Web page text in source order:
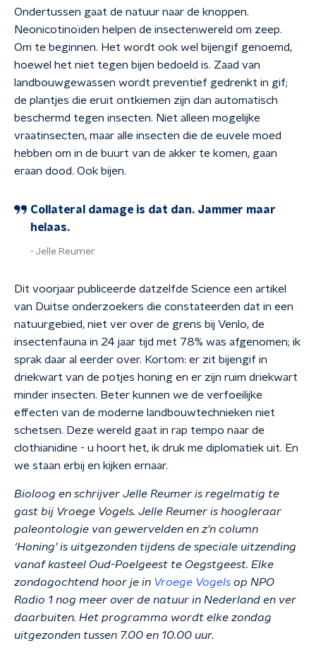
Ondertussen gaat de natuur naar de knoppen.
Neonicotinoïden helpen de insectenwereld om zeep.
Om te beginnen. Het wordt ook wel bijengif genoemd,
hoewel het niet tegen bijen bedoeld is. Zaad van
landbouwgewassen wordt preventief gedrenkt in gif;
de plantjes die eruit ontkiemen zijn dan automatisch
beschermd tegen insecten. Niet alleen mogelijke
vraatinsecten, maar alle insecten die de euvele moed
hebben om in de buurt van de akker te komen, gaan
eraan dood. Ook bijen.
Collateral damage is dat dan. Jammer maar
helaas.
Jelle Reumer
Dit voorjaar publiceerde datzelfde Science een artikel
van Duitse onderzoekers die constateerden dat in een
natuurgebied, niet ver over de grens bij Venlo, de
insectenfauna in 24 jaar tijd met 78% was afgenomen; ik
sprak daar al eerder over. Kortom: er zit bijengif in
driekwart van de potjes honing en er zijn ruim driekwart
minder insecten. Beter kunnen we de verfoeilijke
effecten van de moderne landbouwtechnieken niet
schetsen. Deze wereld gaat in rap tempo naar de
clothianidine - u hoort het, ik druk me diplomatiek uit. En
we staan erbij en kijken ernaar.
Bioloog en schrijver Jelle Reumer is regelmatig te
gast bij Vroege Vogels. Jelle Reumer is hoogleraar
paleontologie van gewervelden en z’n column
‘Honing’ is uitgezonden tijdens de speciale uitzending
vanaf kasteel Oud-Poelgeest te Oegstgeest. Elke
zondagochtend hoor je in Vroege Vogels op NPO
Radio 1 nog meer over de natuur in Nederland en ver
daarbuiten. Het programma wordt elke zondag
uitgezonden tussen 7.00 en 10.00 uur.